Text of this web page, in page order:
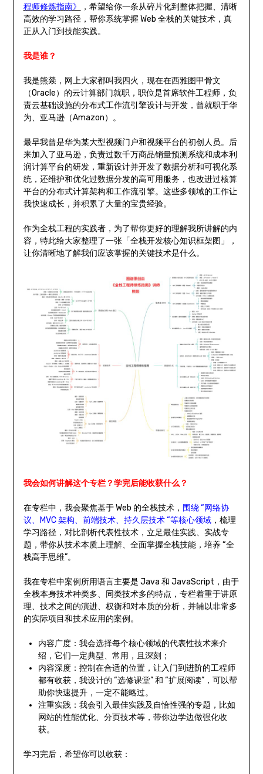
程师修炼指南》
，希望给你一条从碎片化到整体把握、清晰
高效的学习路径，帮你系统掌握 Web 全栈的关键技术，真
正从入门到技能实践。
我是谁？
我是熊燚，网上大家都叫我四火，现在在西雅图甲骨文
（Oracle）的云计算部门就职，职位是首席软件工程师，负
责云基础设施的分布式工作流引擎设计与开发，曾就职于华
为、亚马逊（Amazon）。
最早我曾是华为某大型视频门户和视频平台的初创人员。后
来加入了亚马逊，负责过数千万商品销量预测系统和成本利
润计算平台的研发，重新设计并开发了数据分析和可视化系
统，还维护和优化过数据分发的高可用服务，也改进过核算
平台的分布式计算架构和工作流引擎。这些多领域的工作让
我快速成长，并积累了大量的宝贵经验。
作为全栈工程的实践者，为了帮你更好的理解我所讲解的内
容，特此给大家整理了一张「全栈开发核心知识框架图」，
让你清晰地了解我们应该掌握的关键技术是什么。
我会如何讲解这个专栏？学完后能收获什么？
在专栏中，我会聚焦基于 Web 的全栈技术， 围绕 “网络协
议、MVC 架构、前端技术、持久层技术 “等核心领域，梳理
学习路径，对比剖析代表性技术，立足最佳实践、实战专
题，带你从技术本质上理解、全面掌握全栈技能，培养 “全
栈高手思维”。
我在专栏中案例所用语言主要是 Java 和 JavaScript，由于
全栈本身技术种类多、同类技术多的特点，专栏着重于讲原
理、技术之间的演进、权衡和对本质的分析，并辅以非常多
的实际项目和技术应用的案例。
内容广度：我会选择每个核心领域的代表性技术来介
绍，它们一定典型、常用，且深刻；
内容深度：控制在合适的位置，让入门到进阶的工程师
都有收获，我设计的 “选修课堂” 和 “扩展阅读”，可以帮
助你快速提升，一定不能略过。
注重实践：我会引入最佳实践及自恰性强的专题，比如
网站的性能优化、分页技术等，带你边学边做强化收
获。
学习完后，希望你可以收获：